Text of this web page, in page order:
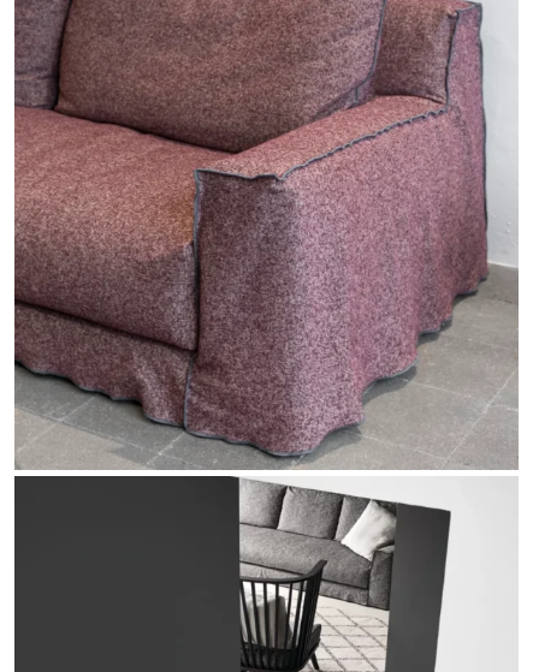
Start
Nasze marki
Produkty
Nasze realizacje
O nas
Kontakt